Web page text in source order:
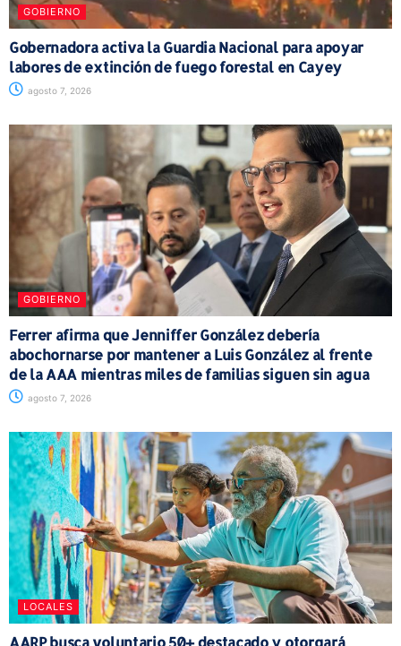
GOBIERNO
Gobernadora activa la Guardia Nacional para apoyar
labores de extinción de fuego forestal en Cayey
agosto 7, 2026
GOBIERNO
Ferrer afirma que Jenniffer González debería
abochornarse por mantener a Luis González al frente
de la AAA mientras miles de familias siguen sin agua
agosto 7, 2026
LOCALES